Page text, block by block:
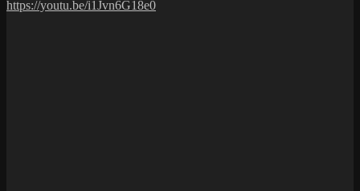
https://youtu.be/i1Jvn6G18e0